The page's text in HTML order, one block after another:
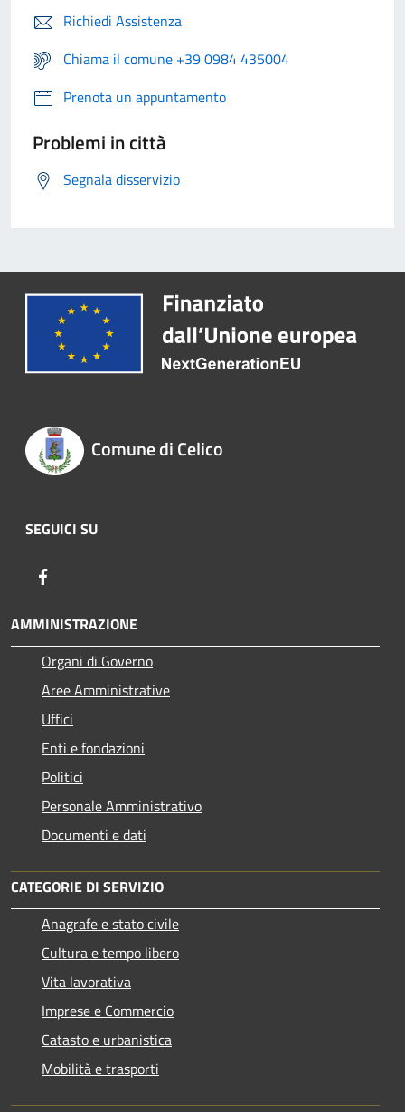
Richiedi Assistenza
Chiama il comune +39 0984 435004
Prenota un appuntamento
Problemi in città
Segnala disservizio
Comune di Celico
SEGUICI SU
AMMINISTRAZIONE
Organi di Governo
Aree Amministrative
Uffici
Enti e fondazioni
Politici
Personale Amministrativo
Documenti e dati
CATEGORIE DI SERVIZIO
Anagrafe e stato civile
Cultura e tempo libero
Vita lavorativa
Imprese e Commercio
Catasto e urbanistica
Mobilità e trasporti